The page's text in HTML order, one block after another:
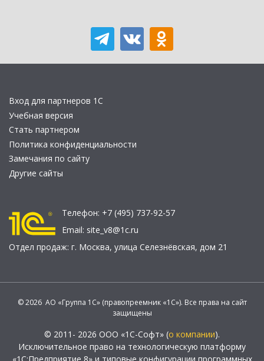
Вход для партнеров 1С
Учебная версия
Стать партнером
Политика конфиденциальности
Замечания по сайту
Другие сайты
Телефон: +7 (495) 737-92-57
Email: site_v8@1c.ru
Отдел продаж: г. Москва, улица Селезнёвская, дом 21
© 2026 АО «Группа 1С» (правопреемник «1С»). Все права на сайт
защищены
© 2011- 2026 ООО «1С-Софт» (о компании).
Исключительное право на технологическую платформу